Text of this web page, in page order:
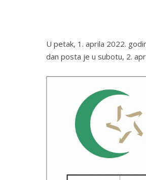
U petak, 1. aprila 2022.
dan posta je u subotu, 2.